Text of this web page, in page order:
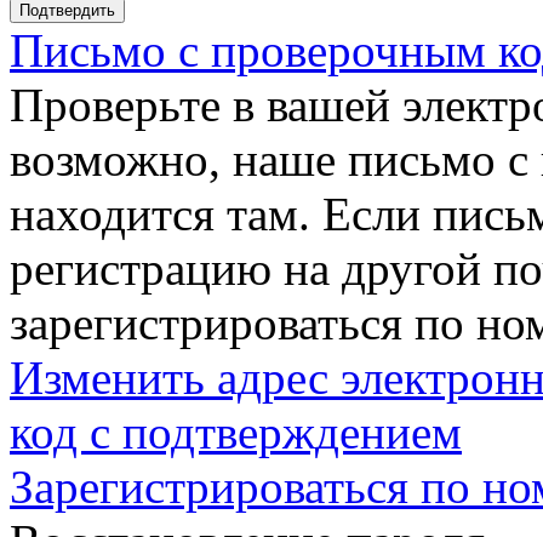
Подтвердить
Письмо с проверочным
Проверьте в вашей
возможно, наше письмо с
находится там. Если
регистрацию на другой
зарегистрироваться по
Изменить адрес
код с подтверждением
Зарегистрироваться по